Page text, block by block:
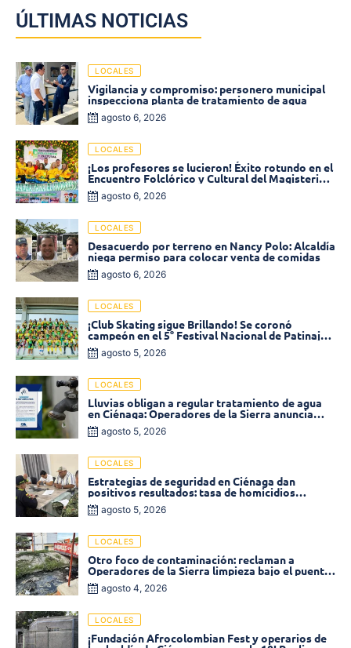
ÚLTIMAS NOTICIAS
LOCALES
Vigilancia y compromiso: personero municipal
inspecciona planta de tratamiento de agua
agosto 6, 2026
LOCALES
¡Los profesores se lucieron! Éxito rotundo en el
Encuentro Folclórico y Cultural del Magisterio
2026 en Ciénaga
agosto 6, 2026
LOCALES
Desacuerdo por terreno en Nancy Polo: Alcaldía
niega permiso para colocar venta de comidas
agosto 6, 2026
LOCALES
¡Club Skating sigue Brillando! Se coronó
campeón en el 5° Festival Nacional de Patinaje
«Soledad sobre Ruedas»
agosto 5, 2026
LOCALES
Lluvias obligan a regular tratamiento de agua
en Ciénaga: Operadores de la Sierra anuncia
baja presión en varios sectores
agosto 5, 2026
LOCALES
Estrategias de seguridad en Ciénaga dan
positivos resultados: tasa de homicidios
disminuyó un 58% en 2026
agosto 5, 2026
LOCALES
Otro foco de contaminación: reclaman a
Operadores de la Sierra limpieza bajo el puente
de la calle 19 con carrera 11
agosto 4, 2026
LOCALES
¡Fundación Afrocolombian Fest y operarios de